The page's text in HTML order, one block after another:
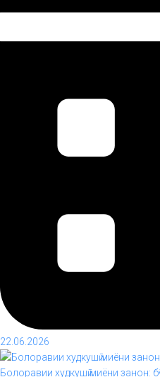
22.06.2026
Болоравии худкушӣ миёни занон: